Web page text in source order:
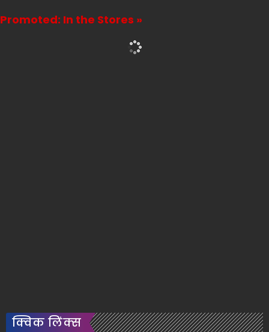
Promoted: In the Stores »
क्विक लिंक्स